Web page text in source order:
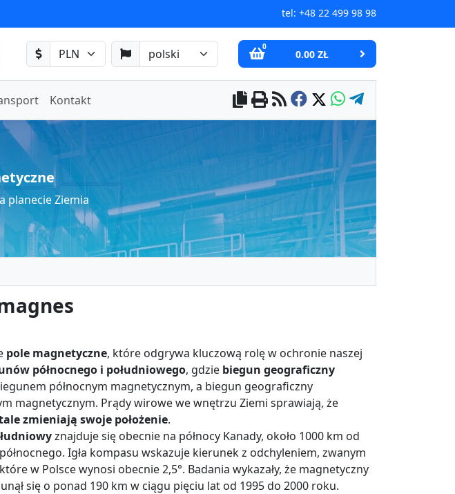
tel: +48 22 499 98 98
0
0.00 ZŁ
Kontakt
planecie Ziemia
pole magnetyczne, które odgrywa kluczową rolę w ochronie naszej
północnego i południowego, gdzie biegun geograficzny
północnym magnetycznym, a biegun geograficzny
magnetycznym. Prądy wirowe we wnętrzu Ziemi sprawiają, że
zmieniają swoje położenie.
znajduje się obecnie na północy Kanady, około 1000 km od
Igła kompasu wskazuje kierunek z odchyleniem, zwanym
w Polsce wynosi obecnie 2,5°. Badania wykazały, że magnetyczny
się o ponad 190 km w ciągu pięciu lat od 1995 do 2000 roku.